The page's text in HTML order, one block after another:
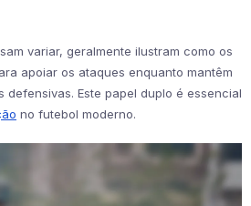
variar, geralmente ilustram como os
apoiar os ataques enquanto mantêm
defensivas. Este papel duplo é essencial
no futebol moderno.